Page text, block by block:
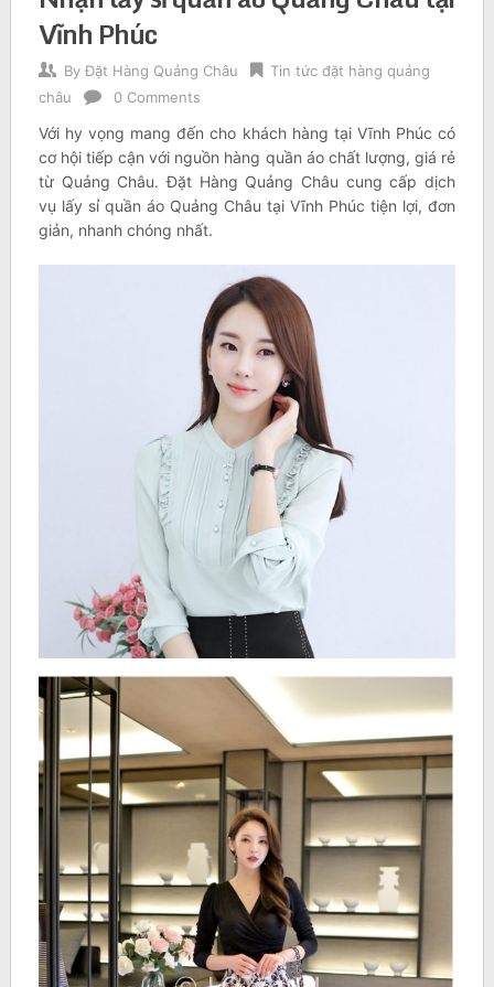
Vĩnh Phúc
By Đặt Hàng Quảng Châu
Tin tức đặt hàng quảng
châu
0 Comments
Với hy vọng mang đến cho khách hàng tại Vĩnh Phúc có
cơ hội tiếp cận với nguồn hàng quần áo chất lượng, giá rẻ
từ Quảng Châu. Đặt Hàng Quảng Châu cung cấp dịch
vụ lấy sỉ quần áo Quảng Châu tại Vĩnh Phúc tiện lợi, đơn
giản, nhanh chóng nhất.